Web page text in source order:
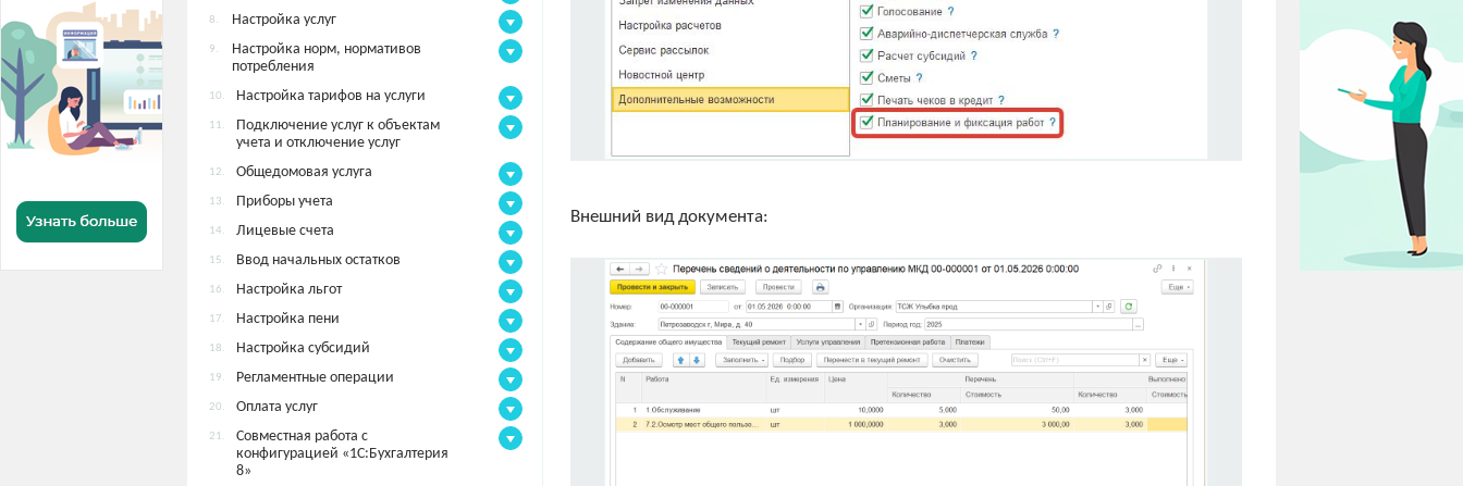
8. Настройка услуг
9.
Настройка норм, нормативов
потребления
10. Настройка тарифов на услуги
11.
Подключение услуг к объектам
учета и отключение услуг
12. Общедомовая услуга
13. Приборы учета
14. Лицевые счета
15. Ввод начальных остатков
16. Настройка льгот
17. Настройка пени
18. Настройка субсидий
19. Регламентные операции
20. Оплата услуг
21.
Совместная работа с
конфигурацией «1С:Бухгалтерия
8»
Внешний вид документа: